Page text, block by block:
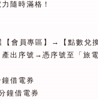
隨時滿格！
會員專區】→【點數兌
出序號→憑序號至「旅
鐘借電券
鐘借電券